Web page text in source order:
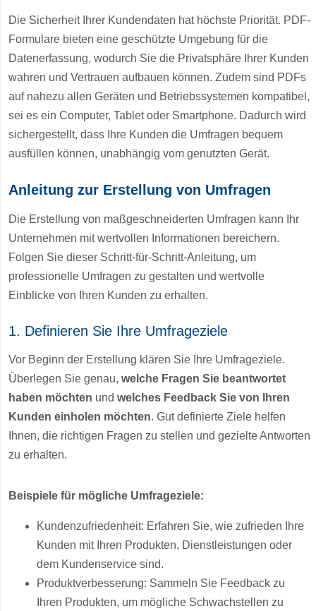
Die Sicherheit Ihrer Kundendaten hat höchste Priorität. PDF-
Formulare bieten eine geschützte Umgebung für die
Datenerfassung, wodurch Sie die Privatsphäre Ihrer Kunden
wahren und Vertrauen aufbauen können. Zudem sind PDFs
auf nahezu allen Geräten und Betriebssystemen kompatibel,
sei es ein Computer, Tablet oder Smartphone. Dadurch wird
sichergestellt, dass Ihre Kunden die Umfragen bequem
ausfüllen können, unabhängig vom genutzten Gerät.
Anleitung zur Erstellung von Umfragen
Die Erstellung von maßgeschneiderten Umfragen kann Ihr
Unternehmen mit wertvollen Informationen bereichern.
Folgen Sie dieser Schritt-für-Schritt-Anleitung, um
professionelle Umfragen zu gestalten und wertvolle
Einblicke von Ihren Kunden zu erhalten.
1. Definieren Sie Ihre Umfrageziele
Vor Beginn der Erstellung klären Sie Ihre Umfrageziele.
Überlegen Sie genau, welche Fragen Sie beantwortet
haben möchten und welches Feedback Sie von Ihren
Kunden einholen möchten. Gut definierte Ziele helfen
Ihnen, die richtigen Fragen zu stellen und gezielte Antworten
zu erhalten.
Beispiele für mögliche Umfrageziele:
Kundenzufriedenheit: Erfahren Sie, wie zufrieden Ihre
Kunden mit Ihren Produkten, Dienstleistungen oder
dem Kundenservice sind.
Produktverbesserung: Sammeln Sie Feedback zu
Ihren Produkten, um mögliche Schwachstellen zu